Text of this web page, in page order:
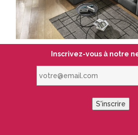
Inscrivez-vous à notre
S'inscrire